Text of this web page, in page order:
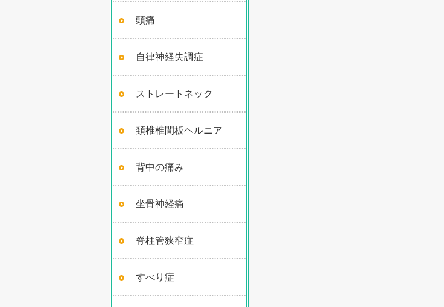
頭痛
自律神経失調症
ストレートネック
頚椎椎間板ヘルニア
背中の痛み
坐骨神経痛
脊柱管狭窄症
すべり症